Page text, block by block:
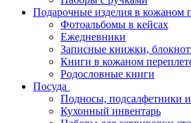
Подарочные изделия в кожаном
Фотоальбомы в кейсах
Ежедневники
Записные книжки,
Книги в кожаном
Родословные книги
Посуда
Подносы, подсалфетники
Кухонный инвентарь